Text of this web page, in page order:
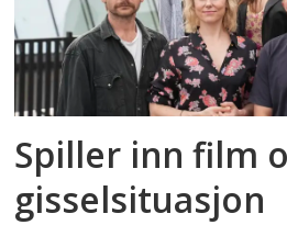
Spiller inn film
gisselsituasjon